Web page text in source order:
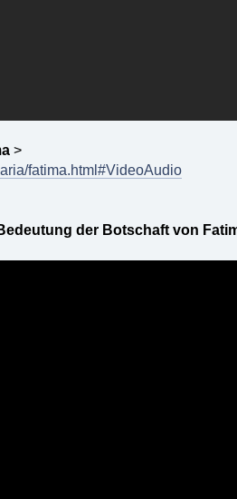
>
fatima.html#VideoAudio
der Botschaft von